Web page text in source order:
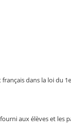
dans la loi du
aux élèves et